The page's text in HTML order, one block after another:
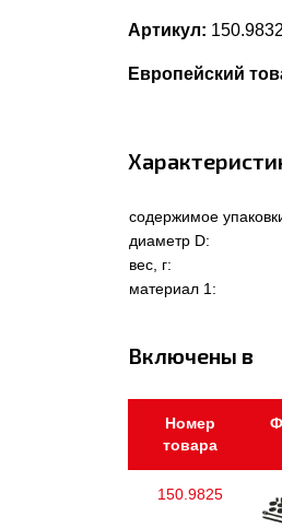
Артикул: 150.9832
Европейский
содержимое
диаметр D:
вес, г:
материал 1:
Включены в
Номер
товара
150.9825